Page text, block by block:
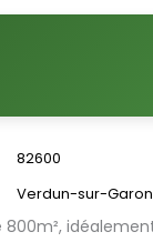
82600
Verdun-sur-